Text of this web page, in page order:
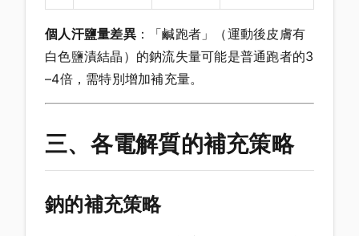
個人汗鹽量差異：「鹹跑者」（運動後皮膚有
白色鹽漬結晶）的鈉流失量可能是普通跑者的3
–4倍，需特別增加補充量。
三、各電解質的補充策略
鈉的補充策略